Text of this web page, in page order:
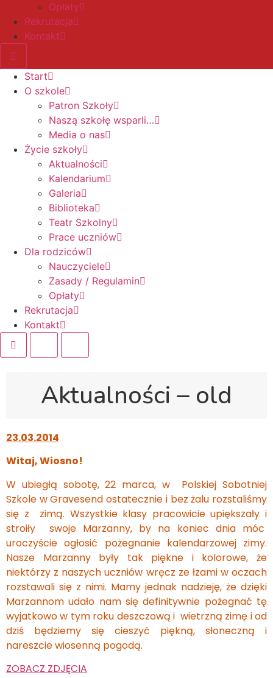
Opłaty
Rekrutacja
Kontakt
Start
O szkole
Patron Szkoły
Naszą szkołę wsparli…
Media o nas
Życie szkoły
Aktualności
Kalendarium
Galeria
Biblioteka
Teatr Szkolny
Prace uczniów
Dla rodziców
Nauczyciele
Zasady / Regulamin
Opłaty
Rekrutacja
Kontakt
Aktualności – old
23.03.2014
Witaj, Wiosno!
W ubiegłą sobotę, 22 marca, w Polskiej Sobotniej
Szkole w Gravesend ostatecznie i bez żalu rozstaliśmy
się z zimą. Wszystkie klasy pracowicie upiększały i
stroiły swoje Marzanny, by na koniec dnia móc
uroczyście ogłosić pożegnanie kalendarzowej zimy.
Nasze Marzanny były tak piękne i kolorowe, że
niektórzy z naszych uczniów wręcz ze łzami w oczach
rozstawali się z nimi. Mamy jednak nadzieję, że dzięki
Marzannom udało nam się definitywnie pożegnać tę
wyjatkowo w tym roku deszczową i wietrzną zimę i od
dziś będziemy się cieszyć piękną, słoneczną i
nareszcie wiosenną pogodą.
ZOBACZ ZDJĘCIA